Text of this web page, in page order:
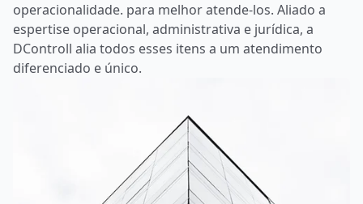
operacionalidade. para melhor atende-los. Aliado a
espertise operacional, administrativa e jurídica, a
DControll alia todos esses itens a um atendimento
diferenciado e único.